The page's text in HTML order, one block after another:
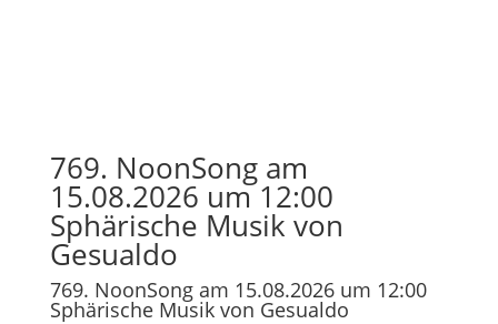
769. NoonSong am
15.08.2026 um 12:00
Sphärische Musik von
Gesualdo
769. NoonSong am 15.08.2026 um 12:00
Sphärische Musik von Gesualdo